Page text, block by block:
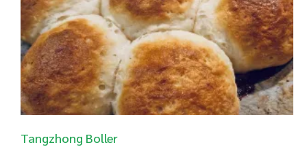
Tangzhong Boller